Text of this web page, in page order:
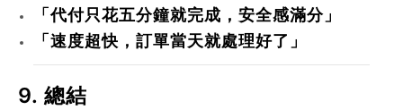
「代付只花五分鐘就完成，安全感滿分」
「速度超快，訂單當天就處理好了」
9. 總結